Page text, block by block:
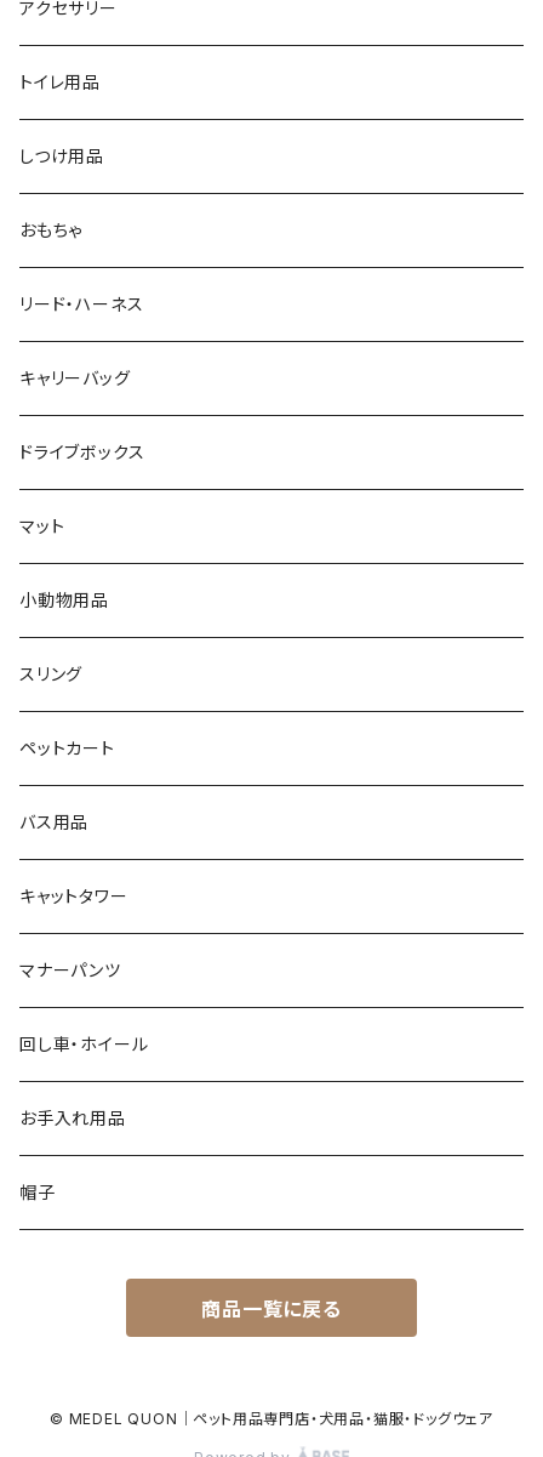
アクセサリー
トイレ用品
しつけ用品
おもちゃ
リード・ハーネス
キャリーバッグ
ドライブボックス
マット
小動物用品
スリング
ペットカート
バス用品
キャットタワー
マナーパンツ
回し車・ホイール
お手入れ用品
帽子
商品一覧に戻る
© MEDEL QUON｜ペット用品専門店・犬用品・猫服・ドッグウェア